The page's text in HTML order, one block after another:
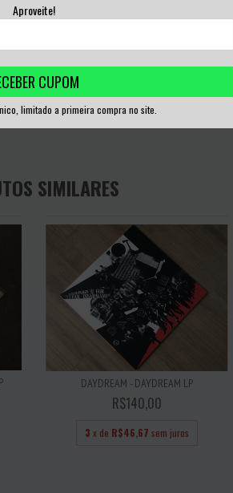
Aproveite!
CUPOM
limitado a primeira compra no site.
SIMILARES
DAYDREAM - DAYDREAM LP
R$140,00
3 x de R$46,67 sem juros